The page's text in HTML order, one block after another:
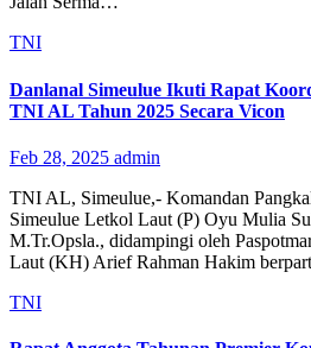
TNI
Danlanal Simeulue Ikuti Rapat
TNI AL Tahun 2025 Secara Vicon
Feb 28, 2025 admin
TNI AL, Simeulue,- Komandan
Simeulue Letkol Laut (P) Oyu Mulia
M.Tr.Opsla., didampingi oleh
Laut (KH) Arief Rahman Hakim
TNI